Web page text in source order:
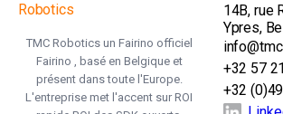
Robotics
TMC Robotics un Fairino officiel
Fairino , basé en Belgique et
présent dans toute l'Europe.
L'entreprise met l'accent sur ROI
14B, rue
Ypres,
+32 57
+32